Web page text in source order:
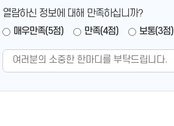
열람하신 정보에 대해 만족하십니까?
매우만족(5점)
만족(4점) 보통(3점)